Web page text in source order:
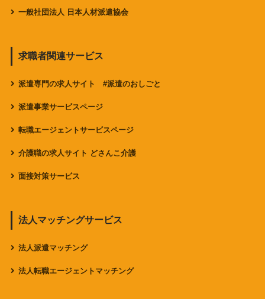
一般社団法人 日本人材派遣協会
求職者関連サービス
派遣専門の求人サイト #派遣のおしごと
派遣事業サービスページ
転職エージェントサービスページ
介護職の求人サイト どさんこ介護
面接対策サービス
法人マッチングサービス
法人派遣マッチング
法人転職エージェントマッチング